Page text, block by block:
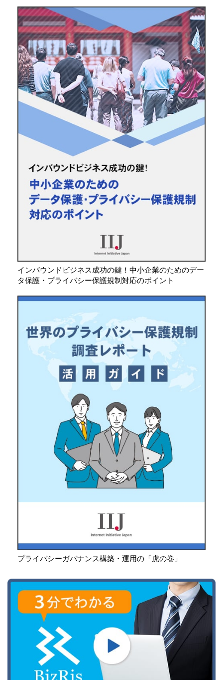
インバウンドビジネス成功の鍵！中小企業のためのデー
タ保護・プライバシー保護規制対応のポイント
プライバシーガバナンス構築・運用の「虎の巻」